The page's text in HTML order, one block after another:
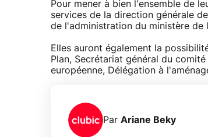
Pour mener à bien l'ensemble de
services de la direction générale
de l'administration du ministère de
Elles auront également la
Plan, Secrétariat général du
européenne, Délégation à
Par Ariane Beky